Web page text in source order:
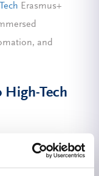
Erasmus+
and
High-Tech